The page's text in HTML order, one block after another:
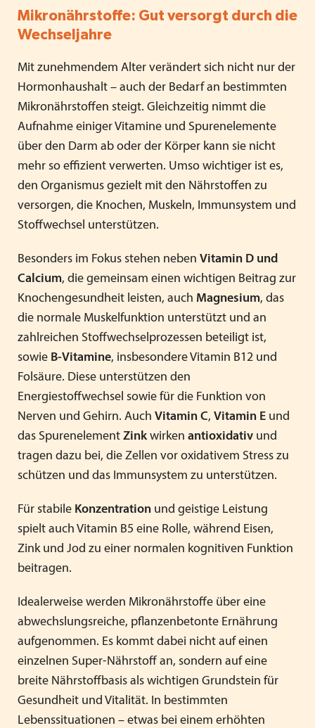
Mikronährstoffe: Gut versorgt durch die
Wechseljahre
Mit zunehmendem Alter verändert sich nicht nur der
Hormonhaushalt – auch der Bedarf an bestimmten
Mikronährstoffen steigt. Gleichzeitig nimmt die
Aufnahme einiger Vitamine und Spurenelemente
über den Darm ab oder der Körper kann sie nicht
mehr so effizient verwerten. Umso wichtiger ist es,
den Organismus gezielt mit den Nährstoffen zu
versorgen, die Knochen, Muskeln, Immunsystem und
Stoffwechsel unterstützen.
Besonders im Fokus stehen neben Vitamin D und
Calcium, die gemeinsam einen wichtigen Beitrag zur
Knochengesundheit leisten, auch Magnesium, das
die normale Muskelfunktion unterstützt und an
zahlreichen Stoffwechselprozessen beteiligt ist,
sowie B-Vitamine, insbesondere Vitamin B12 und
Folsäure. Diese unterstützen den
Energiestoffwechsel sowie für die Funktion von
Nerven und Gehirn. Auch Vitamin C, Vitamin E und
das Spurenelement Zinkwirken antioxidativ und
tragen dazu bei, die Zellen vor oxidativem Stress zu
schützen und das Immunsystem zu unterstützen.
Für stabile Konzentration und geistige Leistung
spielt auch Vitamin B5 eine Rolle, während Eisen,
Zink und Jod zu einer normalen kognitiven Funktion
beitragen.
Idealerweise werden Mikronährstoffe über eine
abwechslungsreiche, pflanzenbetonte Ernährung
aufgenommen. Es kommt dabei nicht auf einen
einzelnen Super-Nährstoff an, sondern auf eine
breite Nährstoffbasis als wichtigen Grundstein für
Gesundheit und Vitalität. In bestimmten
Lebenssituationen – etwas bei einem erhöhten